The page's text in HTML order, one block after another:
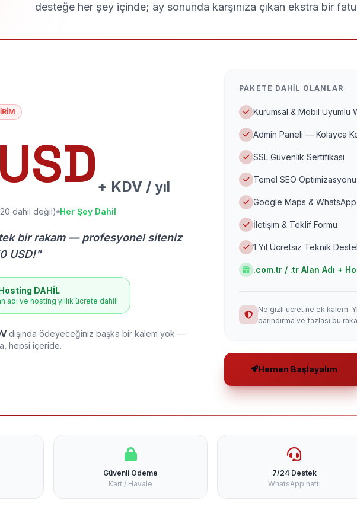
desteğe her şey içinde; ay sonunda karşınıza çıkan ekstra bir
+ KDV / yıl
dahil değil) Her Şey Dahil
bir rakam — profesyonel siteniz
USD!"
DAHİL
adı ve hosting yıllık ücrete dahil!
dışında ödeyeceğiniz başka bir kalem yok —
hepsi içeride.
PAKETE DAHIL OLANLAR
Kurumsal & Mobil Uyumlu
Admin Paneli — Kolayca
SSL Güvenlik Sertifikası
Temel SEO
Google Maps &
İletişim & Teklif Formu
1 Yıl Ücretsiz Teknik
.com.tr / .tr Alan Adı +
Ne gizli ücret ne ek kalem.
barındırma ve fazlası bu
Hemen Başlayalım
Güvenli Ödeme
Kart / Havale
7/24 Destek
WhatsApp hattı